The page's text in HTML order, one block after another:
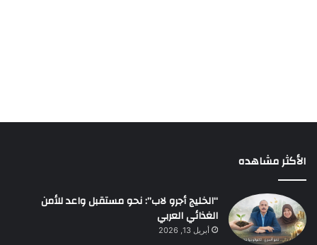
الأكثر مشاهده
“الخليج أجرو لاب”: نحو مستقبل واعد للأمن
الغذائي العربي
أبريل 13, 2026